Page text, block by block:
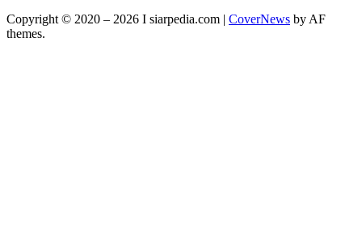
Copyright © 2020 – 2026 I siarpedia.com | CoverNews by AF
themes.